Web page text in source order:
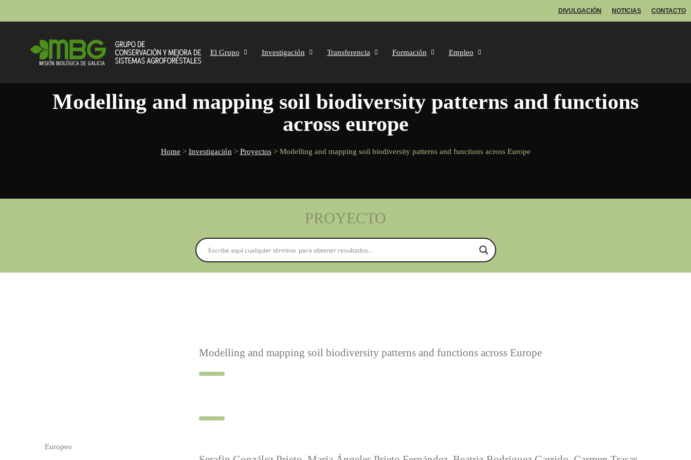
DIVULGACIÓN NOTICIAS CONTACTO
El Grupo Investigación Transferencia Formación Empleo
modelling and mapping soil biodiversity patterns and functions
across europe
Home > Investigación > Proyectos> Modelling and mapping soil biodiversity patterns and functions across Europe
PROYECTO
Europeo
Modelling and mapping soil biodiversity patterns and functions across Europe